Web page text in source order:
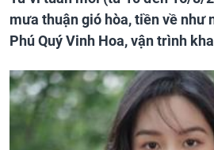
mưa thuận gió hòa, tiền về như
Phú Quý Vinh Hoa, vận trình